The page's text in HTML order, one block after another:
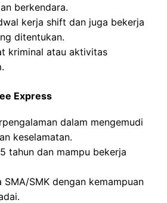
berkendara.
kerja shift dan juga bekerja
ditentukan.
kriminal atau aktivitas
Express
dalam mengemudi
keselamatan.
tahun dan mampu bekerja
SMA/SMK dengan kemampuan